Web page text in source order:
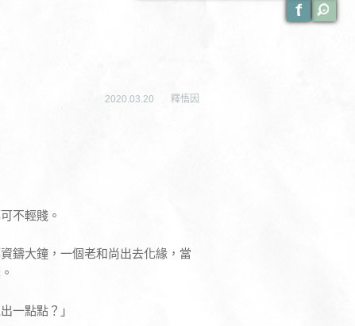
2020.03.20 釋悟因
不輕賤。
鑄大鐘，一個老和尚出去化緣，當
一點點？」